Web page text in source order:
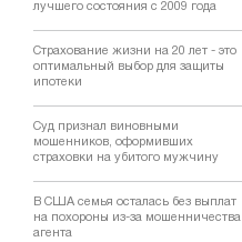
лучшего состояния с 2009 года
Страхование жизни на 20 лет - это
оптимальный выбор для защиты
ипотеки
Суд признал виновными
мошенников, оформивших
страховки на убитого мужчину
В США семья осталась без выплат
на похороны из-за мошенничества
агента